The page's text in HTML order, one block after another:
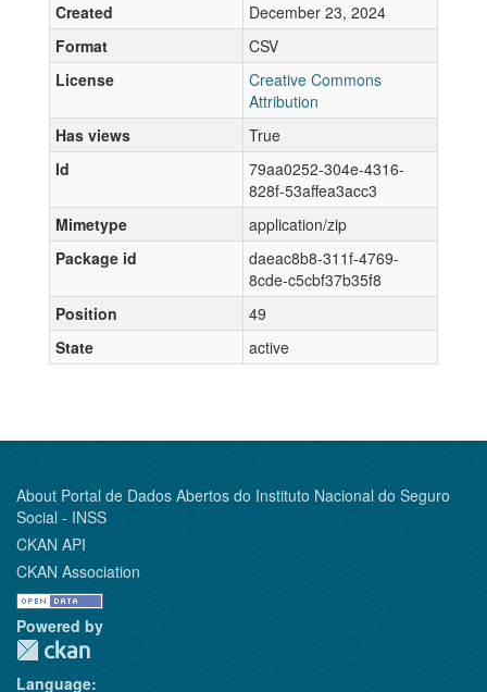
Created
December 23, 2024
Format
CSV
License
Creative Commons
Attribution
Has views
True
Id
79aa0252-304e-4316-
828f-53affea3acc3
Mimetype
application/zip
Package id
daeac8b8-311f-4769-
8cde-c5cbf37b35f8
Position
49
State
active
About Portal de Dados Abertos do Instituto Nacional do Seguro
Social - INSS
CKAN API
CKAN Association
Powered by
Language